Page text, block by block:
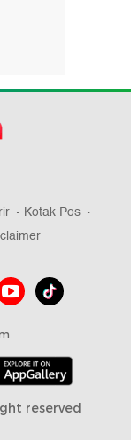
Kotak Pos
reserved